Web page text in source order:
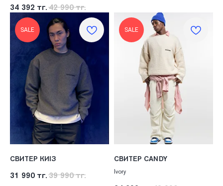
34 392 тг. 42 990 тг.
SALE
СВИТЕР КИІЗ
31 990 тг. 39 990 тг.
SALE
СВИТЕР CANDY
Ivory